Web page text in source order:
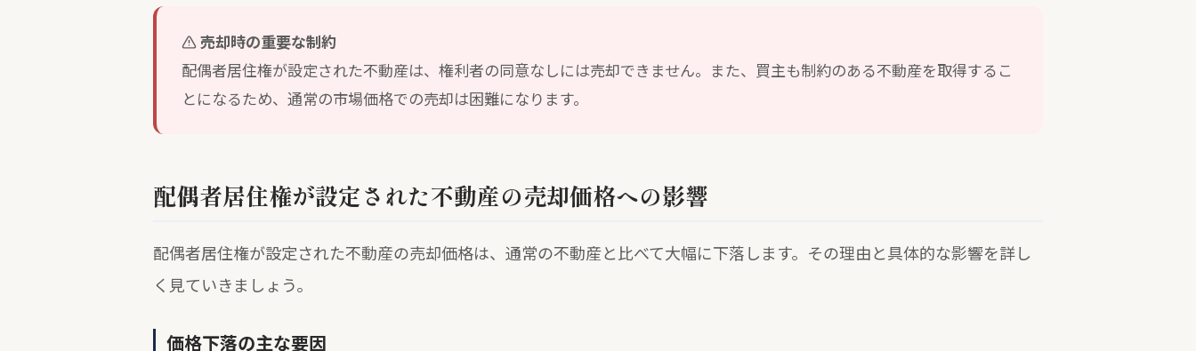
売却時の重要な制約
配偶者居住権が設定された不動産は、権利者の同意なしには売却できません。また、買主も制約のある不動産を取得するこ
とになるため、通常の市場価格での売却は困難になります。
配偶者居住権が設定された不動産の売却価格への影響
配偶者居住権が設定された不動産の売却価格は、通常の不動産と比べて大幅に下落します。その理由と具体的な影響を詳し
く見ていきましょう。
価格下落の主な要因